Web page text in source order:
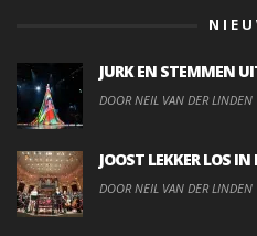
JURK EN STEMMEN
DOOR NEIL VAN DER LINDEN
JOOST LEKKER LOS
DOOR NEIL VAN DER LINDEN